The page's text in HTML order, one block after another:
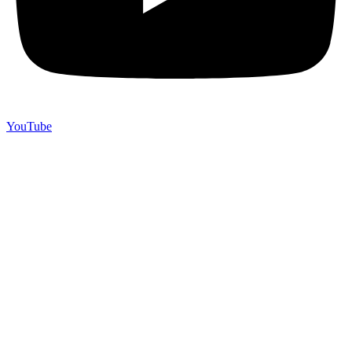
YouTube